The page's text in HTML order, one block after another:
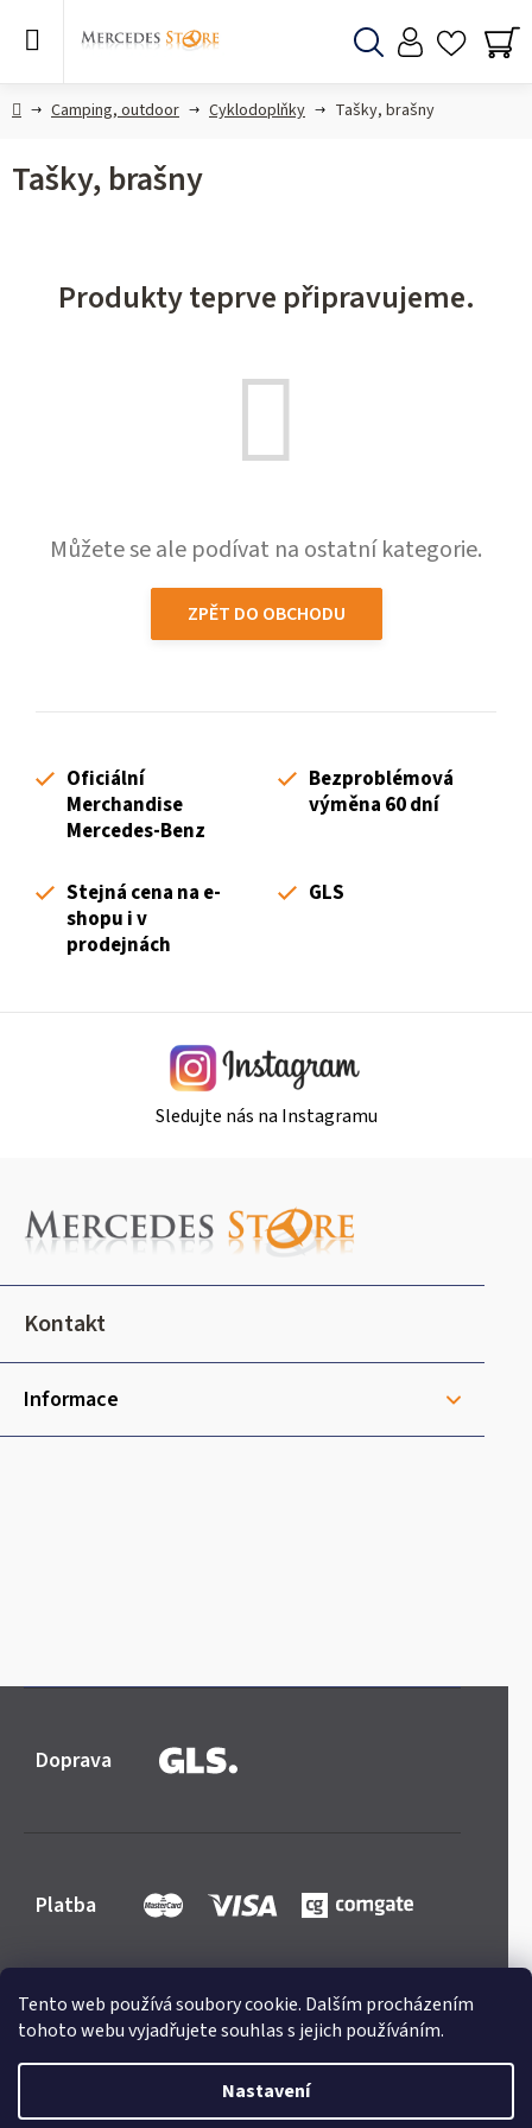
Tento web používá soubory cookie. Dalším procházením
tohoto webu vyjadřujete souhlas s jejich používáním.
Nastavení
DomůCamping, outdoor Cyklodoplňky Tašky, brašny
Tašky, brašny
Produkty teprve připravujeme.
Můžete se ale podívat na ostatní kategorie.
ZPĚT DO OBCHODU
Oficiální
Merchandise
Mercedes-Benz
Bezproblémová
výměna 60 dní
Stejná cena na e-
shopu i v
prodejnách
GLS
Sledujte nás na Instagramu
a
í
Kontakt
Informace
Doprava
Platba
Shoptet |mime digital
Mercedes-store.com
vyhrazena.Upravit nastavení cookies